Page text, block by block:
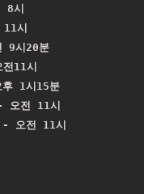
시
시
9시20분
11시
1시15분
오전 11시
오전 11시